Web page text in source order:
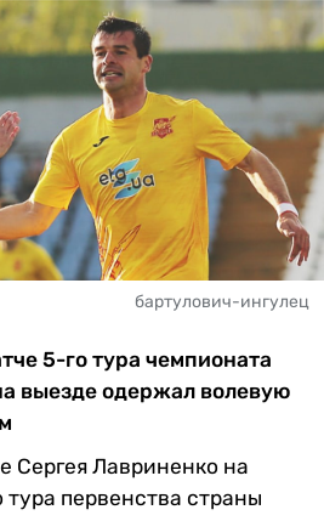
бартулович-ингулец
5-го тура чемпионата
выезде одержал волевую
Сергея Лавриненко на
тура первенства страны